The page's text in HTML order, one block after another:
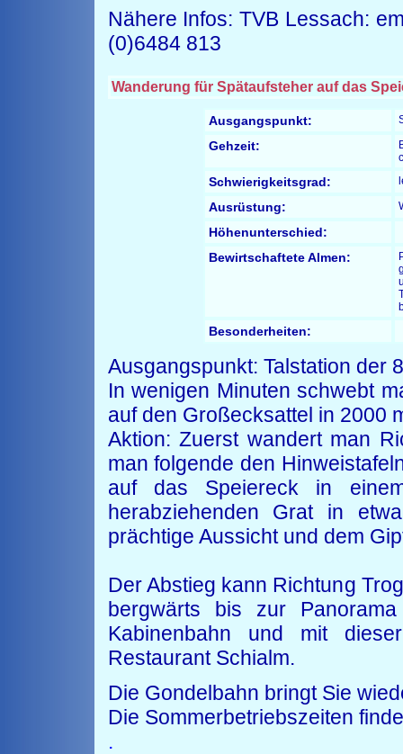
Nähere Infos: TVB Lessach:
(0)6484 813
Wanderung für Spätaufsteher auf das
Ausgangspunkt:
Gehzeit:
Schwierigkeitsgrad:
Ausrüstung:
Höhenunterschied:
Bewirtschaftete Almen:
Besonderheiten:
Ausgangspunkt: Talstation der
In wenigen Minuten schwebt
auf den Großecksattel in 2000
Aktion: Zuerst wandert man
man folgende den
auf das Speiereck in
herabziehenden Grat in
prächtige Aussicht und dem
Der Abstieg kann Richtung
bergwärts bis zur
Kabinenbahn und mit
Restaurant Schialm.
Die Gondelbahn bringt Sie
Die Sommerbetriebszeiten
.